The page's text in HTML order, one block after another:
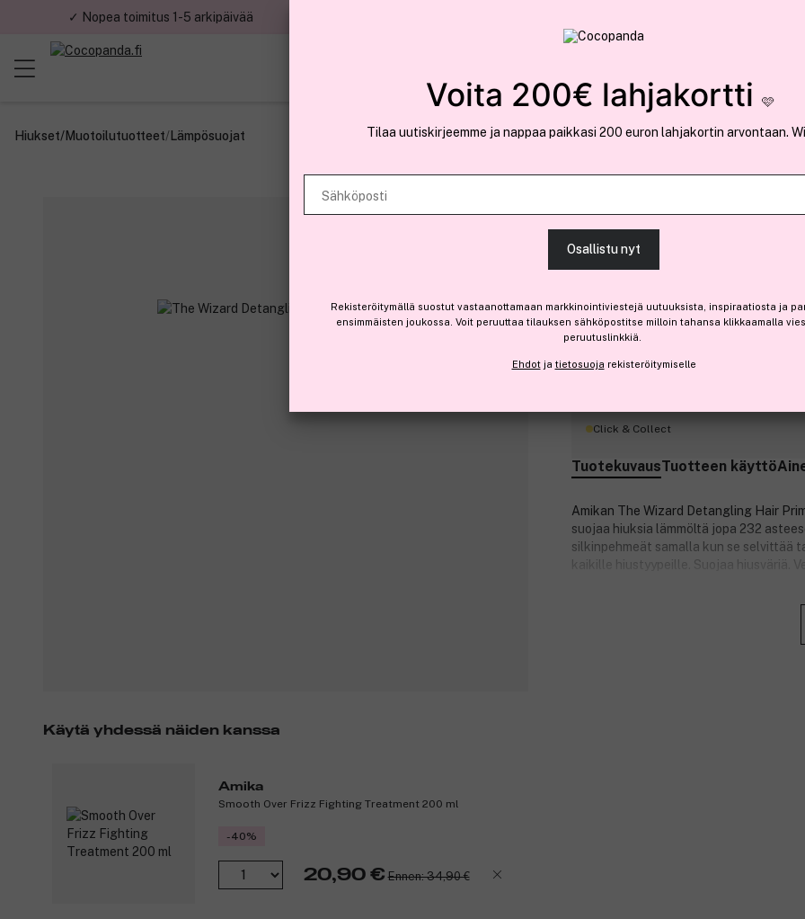
✓ Nopea toimitus 1-5 arkipäivää
Hiukset/Muotoilutuotteet/Lämpösuojat
Amika
The Wizard Detangling
16,50 €
Ennen: 27,50 €
Click & Collect
TuotekuvausTuotteen käyttö
Amikan The Wizard Detangling Hair
suojaa hiuksia lämmöltä jopa 232
silkinpehmeät samalla kun se selvittää
kaikille hiustyypeille. Suojaa hiusväriä.
marjoista. Siinä on 15 kertaa enemmän
vitamiinia kuin porkkanassa. Edistää
Käytä yhdessä näiden kanssa
Amika
Smooth Over Frizz Fighting Treatment 200 ml
-40%
20,90 € Ennen: 34,90 €
Voita 200€ lahjakortti 🩷
Tilaa uutiskirjeemme ja nappaa paikkasi 200 euron lahjakortin arvontaan.
Sähköposti
Osallistu nyt
Rekisteröitymällä suostut vastaanottamaan markkinointiviestejä uutuuksista, inspiraatiosta ja
ensimmäisten joukossa. Voit peruuttaa tilauksen sähköpostitse milloin tahansa klikkaamalla
peruutuslinkkiä.
Ehdotja tietosuoja rekisteröitymiselle